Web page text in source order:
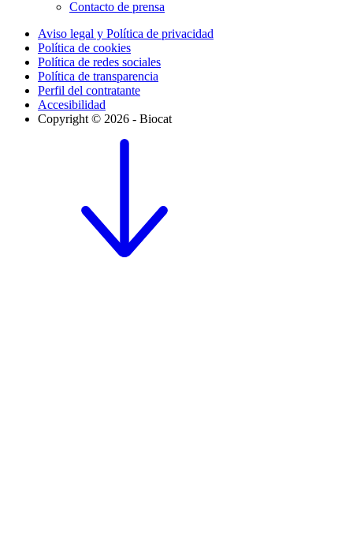
Contacto de prensa
Aviso legal y Política de privacidad
Política de cookies
Política de redes sociales
Política de transparencia
Perfil del contratante
Accesibilidad
Copyright © 2026 - Biocat